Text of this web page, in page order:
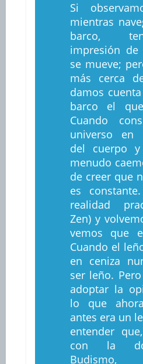
Si
mientras
barco,
impresión
se mueve;
más cerca
damos
barco el
Cuando
universo en
del cuerpo
menudo
de creer que
es
realidad
Zen) y
vemos que
Cuando el
en ceniza
ser leño.
adoptar la
lo que
antes era un
entender
con la